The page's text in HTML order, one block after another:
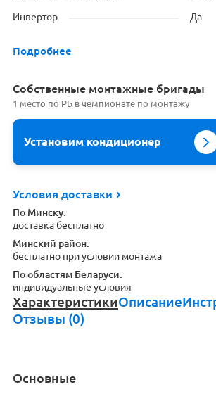
Инвертор Да
Подробнее
Cобственные монтажные бригады
1 место по РБ в чемпионате по монтажу
Установим кондиционер
Условия доставки
По Минску:
доставка бесплатно
Минский район:
бесплатно при условии монтажа
По областям Беларуси:
индивидуальные условия
ХарактеристикиОписание
Отзывы (0)
Основные